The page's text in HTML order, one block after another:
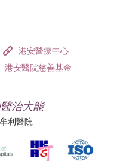
港安醫療中心
港安醫院慈善基金
治大能
利醫院